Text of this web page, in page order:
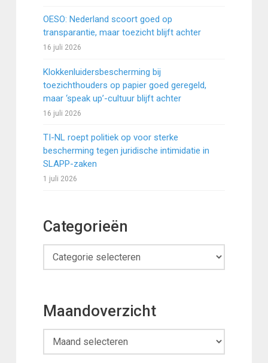
OESO: Nederland scoort goed op
transparantie, maar toezicht blijft achter
16 juli 2026
Klokkenluidersbescherming bij
toezichthouders op papier goed geregeld,
maar ‘speak up’-cultuur blijft achter
16 juli 2026
TI-NL roept politiek op voor sterke
bescherming tegen juridische intimidatie in
SLAPP-zaken
1 juli 2026
Categorieën
Categorieën
Maandoverzicht
Maandoverzicht